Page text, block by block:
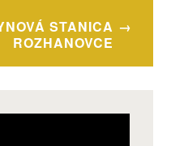
STANICA
ROZHANOVCE